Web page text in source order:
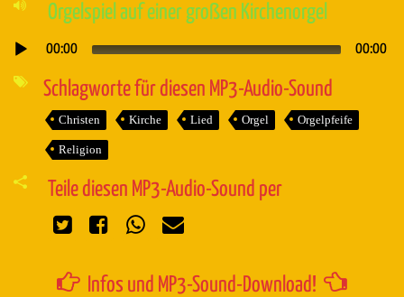
Orgelspiel auf einer großen Kirchenorgel
Audio-
00:00 00:00
Schlagworte für diesen MP3-Audio-Sound
Christen Kirche Lied Orgel Orgelpfeife
Religion
Teile diesen MP3-Audio-Sound per
Infos und MP3-Sound-Download!